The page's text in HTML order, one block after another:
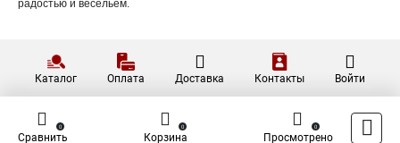
радостью и весельем.
Каталог Оплата Доставка Контакты Войти
Сравнить
0
Корзина
0
Просмотрено
0